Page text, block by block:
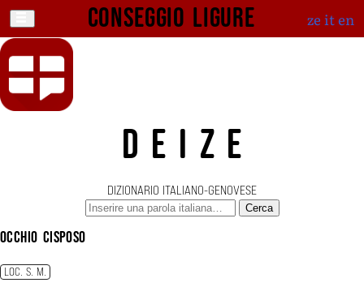
Conseggio ligure ze iten
DEIZE
DIZIONARIO ITALIANO-GENOVESE
Cerca
occhio cisposo
LOC. S. M.